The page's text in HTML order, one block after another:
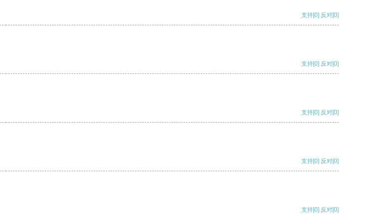
支持[0] 反对[0]
支持[0] 反对[0]
支持[0] 反对[0]
支持[0] 反对[0]
支持[0] 反对[0]